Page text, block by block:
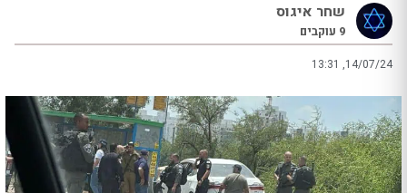
שחר איגוס
9 עוקבים
13:31 ,14/07/24